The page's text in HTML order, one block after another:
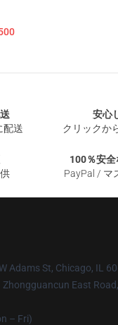
配送
安心
クリックか
100％安全
PayPal / マ
Adams St, Chicago, IL
Zhongguancun East
– Fri)